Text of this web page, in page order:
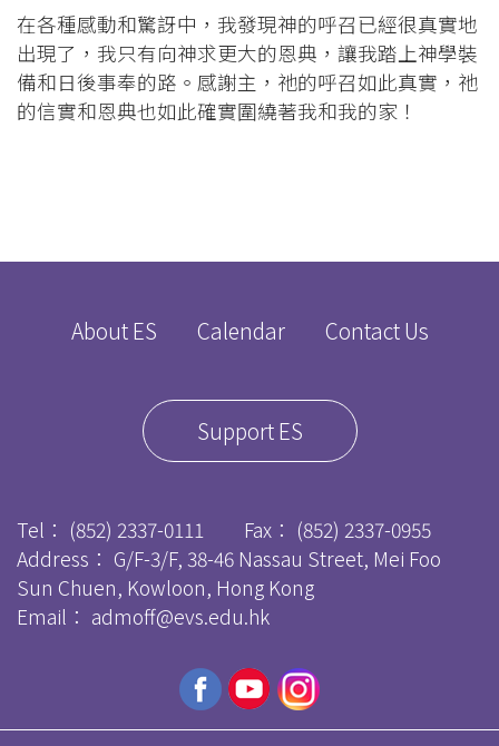
在各種感動和驚訝中，我發現神的呼召已經很真實地
出現了，我只有向神求更大的恩典，讓我踏上神學裝
備和日後事奉的路。感謝主，祂的呼召如此真實，祂
的信實和恩典也如此確實圍繞著我和我的家！
About ES Calendar Contact Us
Support ES
Tel： (852) 2337-0111 Fax： (852) 2337-0955
Address： G/F-3/F, 38-46 Nassau Street, Mei Foo
Sun Chuen, Kowloon, Hong Kong
Email： admoff@evs.edu.hk